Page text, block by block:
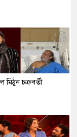
মিঠুন চক্রবর্তী